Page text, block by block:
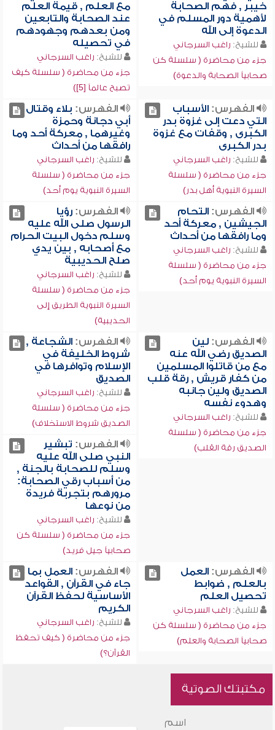
خيبر , فهم الصحابة
لأهمية دور المسلم في
الدعوة إلى الله
للشيخ: راغب السرجاني
جزء من محاضرة ( سلسلة كن
صحابياً الصحابة والدعوة)
مع العلم , قيمة العلم
عند الصحابة والتابعين
ومن بعدهم وجهودهم
في تحصيله
للشيخ: راغب السرجاني
جزء من محاضرة ( سلسلة كيف
تصبح عالماً [5])
الفهرس:الأسباب
التي دعت إلى غزوة بدر
الكبرى , وقفات مع غزوة
بدر الكبرى
للشيخ: راغب السرجاني
جزء من محاضرة ( سلسلة
السيرة النبوية أهل بدر)
الفهرس: بلاء وقتال
أبي دجانة وحمزة
وغيرهما , معركة أحد وما
رافقها من أحداث
للشيخ: راغب السرجاني
جزء من محاضرة ( سلسلة
السيرة النبوية يوم أحد)
الفهرس:التحام
الجيشين , معركة أحد
وما رافقها من أحداث
للشيخ: راغب السرجاني
جزء من محاضرة ( سلسلة
السيرة النبوية يوم أحد)
الفهرس:رؤيا
الرسول صلى الله عليه
وسلم دخول البيت الحرام
مع أصحابه , بين يدي
صلح الحديبية
للشيخ: راغب السرجاني
جزء من محاضرة ( سلسلة
السيرة النبوية الطريق إلى
الحديبية)
الفهرس:لين
الصديق رضي الله عنه
مع من قاتلوا المسلمين
من كفار قريش , رقة قلب
الصديق ولين جانبه
وهدوء نفسه
للشيخ: راغب السرجاني
جزء من محاضرة ( سلسلة
الصديق رقة القلب)
الفهرس:الشجاعة ,
شروط الخليفة في
الإسلام وتوافرها في
الصديق
للشيخ: راغب السرجاني
جزء من محاضرة ( سلسلة
الصديق شروط الاستخلاف)
الفهرس: تبشير
النبي صلى الله عليه
وسلم للصحابة بالجنة ,
من أسباب رقي الصحابة:
مرورهم بتجربة فريدة
من نوعها
للشيخ: راغب السرجاني
جزء من محاضرة ( سلسلة كن
صحابياً جيل فريد)
الفهرس:العمل
بالعلم , ضوابط
تحصيل العلم
للشيخ: راغب السرجاني
جزء من محاضرة ( سلسلة كن
صحابياً الصحابة والعلم)
الفهرس:العمل بما
جاء في القرآن , القواعد
الأساسية لحفظ القرآن
الكريم
للشيخ: راغب السرجاني
جزء من محاضرة ( كيف تحفظ
القرآن؟)
مكتبتك الصوتية
اسم